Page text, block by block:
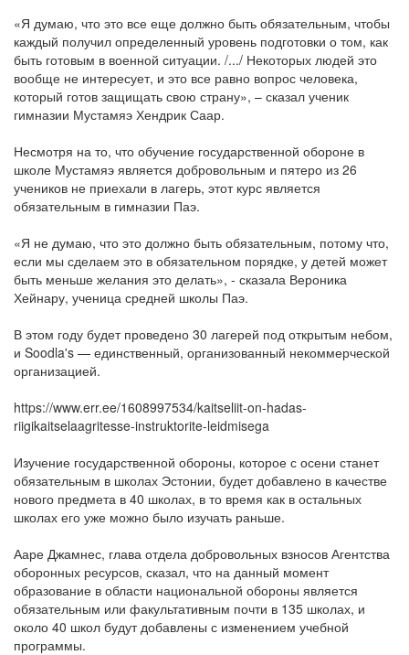
«Я думаю, что это все еще должно быть обязательным, чтобы
каждый получил определенный уровень подготовки о том, как
быть готовым в военной ситуации. /.../ Некоторых людей это
вообще не интересует, и это все равно вопрос человека,
который готов защищать свою страну», – сказал ученик
гимназии Мустамяэ Хендрик Саар.
Несмотря на то, что обучение государственной обороне в
школе Мустамяэ является добровольным и пятеро из 26
учеников не приехали в лагерь, этот курс является
обязательным в гимназии Паэ.
«Я не думаю, что это должно быть обязательным, потому что,
если мы сделаем это в обязательном порядке, у детей может
быть меньше желания это делать», - сказала Вероника
Хейнару, ученица средней школы Паэ.
В этом году будет проведено 30 лагерей под открытым небом,
и Soodla's — единственный, организованный некоммерческой
организацией.
https://www.err.ee/1608997534/kaitseliit-on-hadas-
riigikaitselaagritesse-instruktorite-leidmisega
Изучение государственной обороны, которое с осени станет
обязательным в школах Эстонии, будет добавлено в качестве
нового предмета в 40 школах, в то время как в остальных
школах его уже можно было изучать раньше.
Ааре Джамнес, глава отдела добровольных взносов Агентства
оборонных ресурсов, сказал, что на данный момент
образование в области национальной обороны является
обязательным или факультативным почти в 135 школах, и
около 40 школ будут добавлены с изменением учебной
программы.